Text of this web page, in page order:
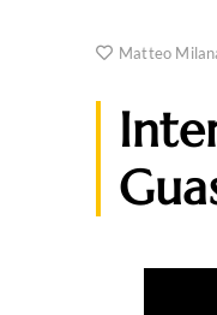
Matteo